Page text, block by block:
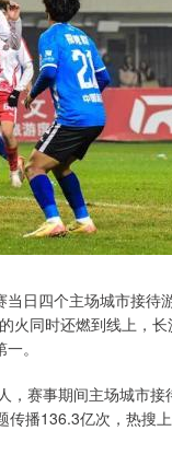
日四个主场城市接待
火同时还燃到线上，
。
，赛事期间主场城市
播136.3亿次，热搜